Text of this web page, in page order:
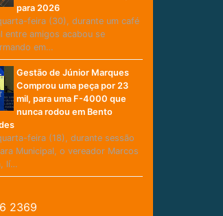
para 2026
feira (30), durante um café
entre amigos acabou se
em…
Gestão de Júnior Marques
Comprou uma peça por 23
mil, para uma F-4000 que
nunca rodou em Bento
feira (18), durante sessão
Municipal, o vereador Marcos
lí…
2369